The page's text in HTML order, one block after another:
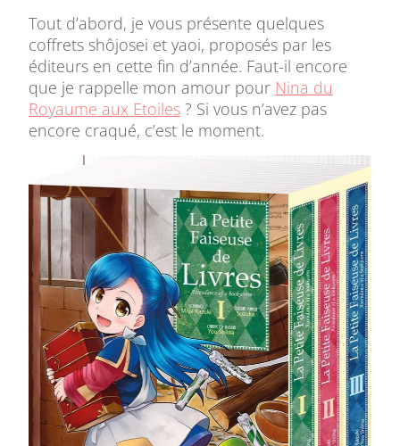
Tout d’abord, je vous présente quelques
coffrets shôjosei et yaoi, proposés par les
éditeurs en cette fin d’année. Faut-il encore
que je rappelle mon amour pour Nina du
Royaume aux Etoiles ? Si vous n’avez pas
encore craqué, c’est le moment.